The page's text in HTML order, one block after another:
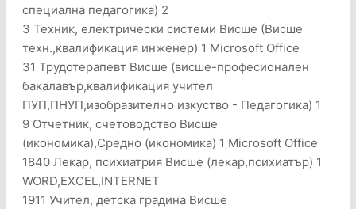
специална педагогика) 2
3 Техник, електрически системи Висше (Висше
техн.,квалификация инженер) 1 Microsoft Office
31 Трудотерапевт Висше (висше-професионален
бакалавър,квалификация учител
ПУП,ПНУП,изобразително изкуство - Педагогика) 1
9 Отчетник, счетоводство Висше
(икономика),Средно (икономика) 1 Microsoft Office
1840 Лекар, психиатрия Висше (лекар,психиатър) 1
WORD,EXCEL,INTERNET
1911 Учител, детска градина Висше